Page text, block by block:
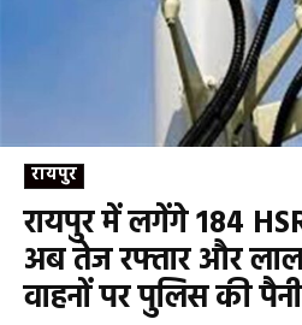
रायपुर
रायपुर में लगेंगे 184
अब तेज रफ्तार और
वाहनों पर पुलिस की